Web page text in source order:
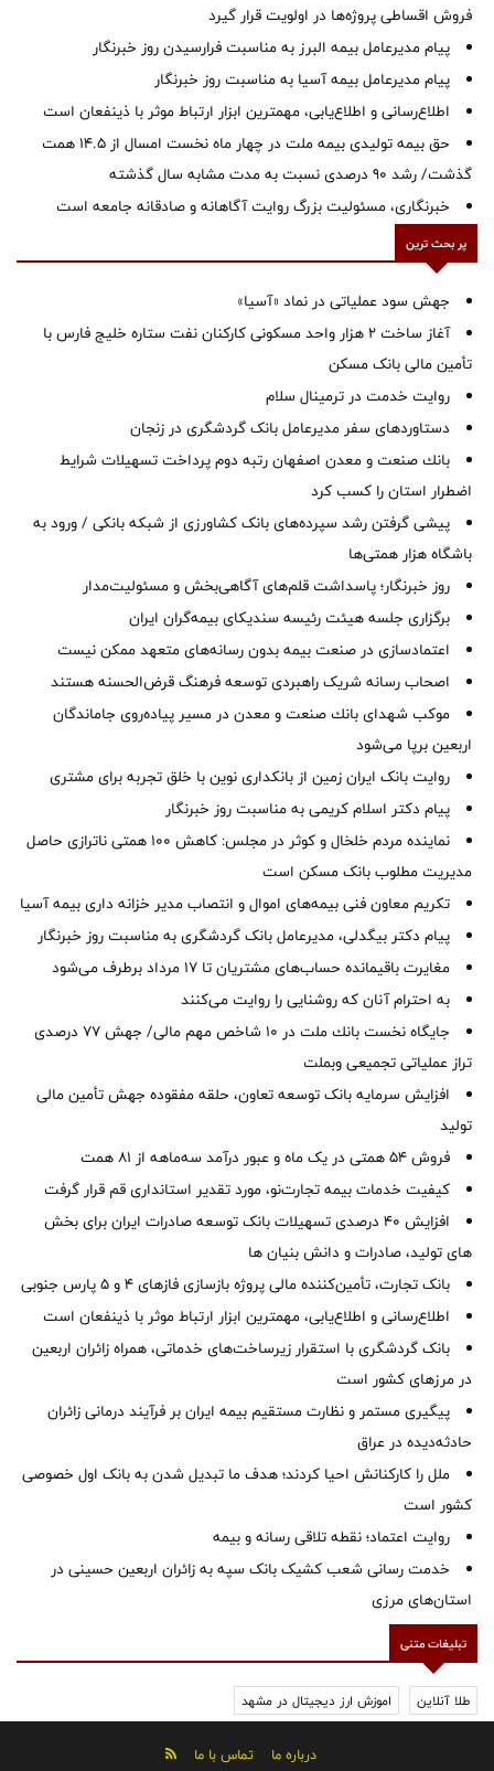
فروش اقساطی پروژه‌ها در اولویت قرار گیرد
پیام مدیرعامل بیمه البرز به مناسبت فرارسیدن روز خبرنگار
پیام مدیرعامل بیمه آسیا به مناسبت روز خبرنگار
اطلاع‌رسانی و اطلاع‌یابی، مهمترین ابزار ارتباط موثر با ذینفعان است
حق بیمه تولیدی بیمه ملت در چهار ماه نخست امسال از 14.5 همت
گذشت/ رشد 90 درصدی نسبت به مدت مشابه سال گذشته
خبرنگاری، مسئولیت بزرگ روایت آگاهانه و صادقانه جامعه است
پر بحث ترین
جهش سود عملیاتی در نماد «آسیا»
آغاز ساخت ۲ هزار واحد مسکونی کارکنان نفت ستاره خلیج فارس با
تأمین مالی بانک مسکن
روایت خدمت در ترمینال سلام
دستاوردهای سفر مدیرعامل بانک گردشگری در زنجان
بانك صنعت و معدن اصفهان رتبه دوم پرداخت تسهیلات شرایط
اضطرار استان را كسب كرد
پیشی گرفتن رشد سپرده‌های بانک کشاورزی از شبکه بانکی / ورود به
باشگاه هزار همتی‌ها
روز خبرنگار؛ پاسداشت قلم‌های آگاهی‌بخش و مسئولیت‌مدار
برگزاری جلسه هیئت رئیسه سندیکای بیمه‌گران ایران
اعتمادسازی در صنعت بیمه بدون رسانه‌های متعهد ممکن نیست
اصحاب رسانه شریک راهبردی توسعه فرهنگ قرض‌الحسنه هستند
موكب شهدای بانك صنعت و معدن در مسیر پیاده‌روی جاماندگان
اربعین برپا می‌شود
روایت بانک ایران زمین از بانکداری نوین با خلق تجربه برای مشتری
پیام دکتر اسلام کریمی به مناسبت روز خبرنگار
نماینده مردم خلخال و کوثر در مجلس: کاهش ۱۰۰ همتی ناترازی حاصل
مدیریت مطلوب بانک مسکن است
تکریم معاون فنی بیمه‌های اموال و انتصاب مدیر خزانه داری بیمه آسیا
پیام دکتر بیگدلی، مدیرعامل بانک گردشگری به مناسبت روز خبرنگار
مغایرت‌ باقیمانده حساب‌های مشتریان تا ۱۷ مرداد برطرف می‌شود
به احترام آنان که روشنایی را روایت می‌کنند
جایگاه نخست بانك ملت در 10 شاخص مهم مالی/ جهش 77 درصدی
تراز عملیاتی تجمیعی وبملت
افزایش سرمایه بانک توسعه تعاون، حلقه مفقوده جهش تأمین مالی
تولید
فروش 54 همتی در یک ماه و عبور درآمد سه‌ماهه از 81 همت
کیفیت خدمات بیمه تجارت‌نو، مورد تقدیر استانداری قم قرار گرفت
افزایش 40 درصدی تسهیلات بانک توسعه صادرات ایران برای بخش
های تولید، صادرات و دانش بنیان ها
بانک تجارت، تأمین‌کننده مالی پروژه بازسازی فازهای ۴ و ۵ پارس جنوبی
اطلاع‌رسانی و اطلاع‌یابی، مهمترین ابزار ارتباط موثر با ذینفعان است
بانک گردشگری با استقرار زیرساخت‌های خدماتی، همراه زائران اربعین
در مرزهای کشور است
پیگیری مستمر و نظارت مستقیم بیمه ایران بر فرآیند درمانی زائران
حادثه‌دیده در عراق
ملل را کارکنانش احیا کردند؛ هدف ما تبدیل شدن به بانک اول خصوصی
کشور است
روایت اعتماد؛ نقطه تلاقی رسانه و بیمه
خدمت رسانی شعب کشیک بانک سپه به زائران اربعین حسینی در
استان‌‌های مرزی
تبلیغات متنی
طلا آنلاین اموزش ارز دیجیتال در مشهد
درباره ما تماس با ما